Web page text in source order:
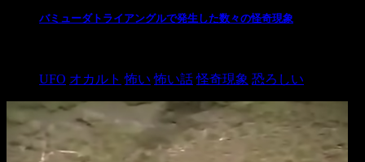
バミューダトライアングルで発生した数々の怪奇現象
UFO オカルト 怖い 怖い話 怪奇現象 恐ろしい